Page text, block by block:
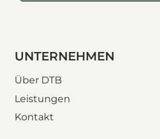
UNTERNEHMEN
Über DTB
Leistungen
Kontakt